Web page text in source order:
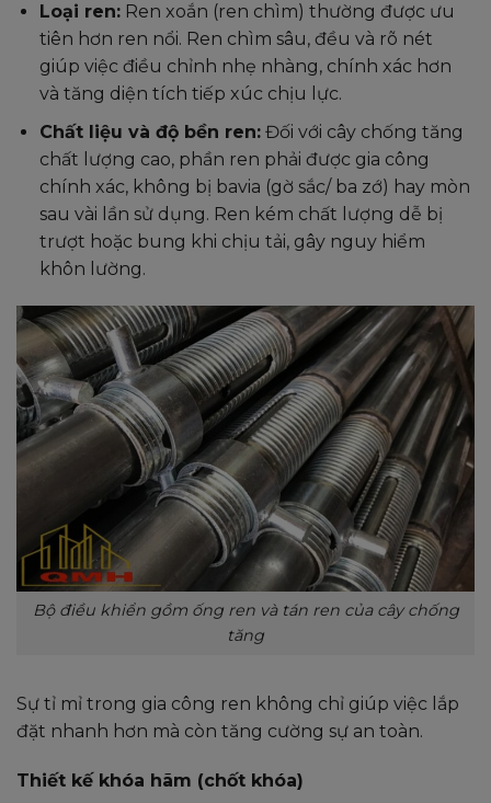
Loại ren:Ren xoắn (ren chìm) thường được ưu
tiên hơn ren nổi. Ren chìm sâu, đều và rõ nét
giúp việc điều chỉnh nhẹ nhàng, chính xác hơn
và tăng diện tích tiếp xúc chịu lực.
Chất liệu và độ bền ren:Đối với cây chống tăng
chất lượng cao, phần ren phải được gia công
chính xác, không bị bavia (gờ sắc/ ba zớ) hay mòn
sau vài lần sử dụng. Ren kém chất lượng dễ bị
trượt hoặc bung khi chịu tải, gây nguy hiểm
khôn lường.
Bộ điều khiển gồm ống ren và tán ren của cây chống
tăng
Sự tỉ mỉ trong gia công ren không chỉ giúp việc lắp
đặt nhanh hơn mà còn tăng cường sự an toàn.
Thiết kế khóa hãm (chốt khóa)